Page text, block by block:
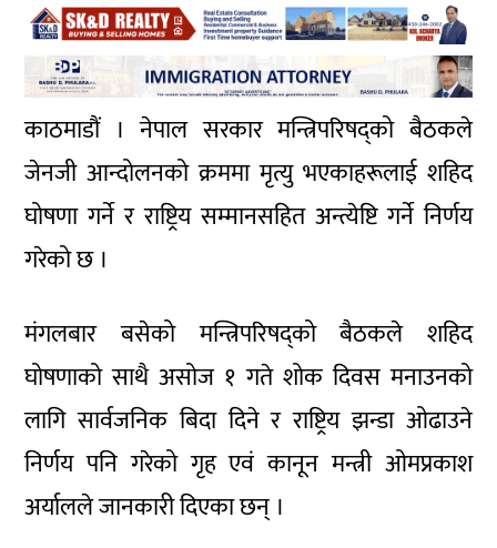
काठमाडौं । नेपाल सरकार मन्त्रिपरिषद्को बैठकले
जेनजी आन्दोलनको क्रममा मृत्यु भएकाहरूलाई शहिद
घोषणा गर्ने र राष्ट्रिय सम्मानसहित अन्त्येष्टि गर्ने निर्णय
गरेको छ ।
मंगलबार बसेको मन्त्रिपरिषद्को बैठकले शहिद
घोषणाको साथै असोज १ गते शोक दिवस मनाउनको
लागि सार्वजनिक बिदा दिने र राष्ट्रिय झन्डा ओढाउने
निर्णय पनि गरेको गृह एवं कानून मन्त्री ओमप्रकाश
अर्यालले जानकारी दिएका छन् ।